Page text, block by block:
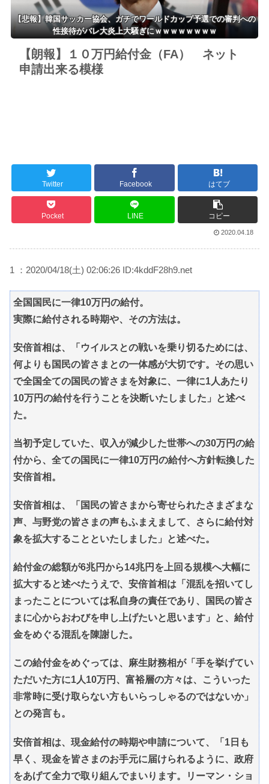
【悲報】韓国サッカー協会、ガチでワールドカップ予選での審判への
性接待がバレ大炎上大騒ぎにｗｗｗｗｗｗｗｗ
【朗報】１０万円給付金（FA） ネット
申請出来る模様
Twitter Facebook はてブ
Pocket LINE コピー
2020.04.18
1 ：2020/04/18(土) 02:06:26 ID:4kddF28h9.net
全国国民に一律10万円の給付。
実際に給付される時期や、その方法は。
安倍首相は、「ウイルスとの戦いを乗り切るためには、
何よりも国民の皆さまとの一体感が大切です。その思い
で全国全ての国民の皆さまを対象に、一律に1人あたり
10万円の給付を行うことを決断いたしました」と述べ
た。
当初予定していた、収入が減少した世帯への30万円の給
付から、全ての国民に一律10万円の給付へ方針転換した
安倍首相。
安倍首相は、「国民の皆さまから寄せられたさまざまな
声、与野党の皆さまの声もふまえまして、さらに給付対
象を拡大することといたしました」と述べた。
給付金の総額が6兆円から14兆円を上回る規模へ大幅に
拡大すると述べたうえで、安倍首相は「混乱を招いてし
まったことについては私自身の責任であり、国民の皆さ
まに心からおわびを申し上げたいと思います」と、給付
金をめぐる混乱を陳謝した。
この給付金をめぐっては、麻生財務相が「手を挙げてい
ただいた方に1人10万円、富裕層の方々は、こういった
非常時に受け取らない方もいらっしゃるのではないか」
との発言も。
安倍首相は、現金給付の時期や申請について、「1日も
早く、現金を皆さまのお手元に届けられるように、政府
をあげて全力で取り組んでまいります。リーマン・ショ